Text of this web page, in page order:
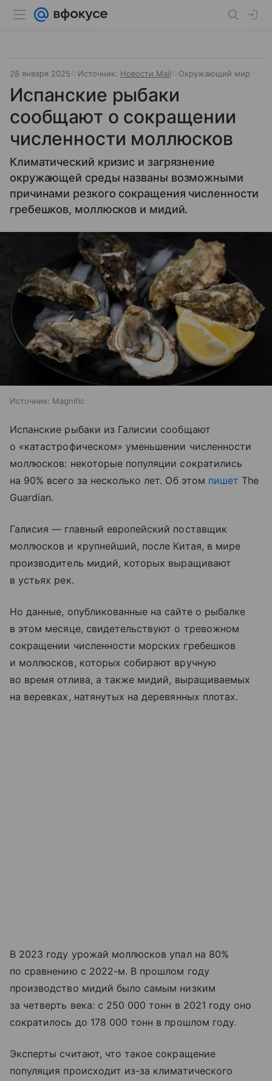
28 января 2025 Источник: Новости Mail Окружающий мир
Испанские рыбаки
сообщают о сокращении
численности моллюсков
Климатический кризис и загрязнение
окружающей среды названы возможными
причинами резкого сокращения численности
гребешков, моллюсков и мидий.
Источник: Magnific
Испанские рыбаки из Галисии сообщают
о «катастрофическом» уменьшении численности
моллюсков: некоторые популяции сократились
на 90% всего за несколько лет. Об этом пишет The
Guardian.
Галисия — главный европейский поставщик
моллюсков и крупнейший, после Китая, в мире
производитель мидий, которых выращивают
в устьях рек.
Но данные, опубликованные на сайте о рыбалке
в этом месяце, свидетельствуют о тревожном
сокращении численности морских гребешков
и моллюсков, которых собирают вручную
во время отлива, а также мидий, выращиваемых
на веревках, натянутых на деревянных плотах.
В 2023 году урожай моллюсков упал на 80%
по сравнению с 2022-м. В прошлом году
производство мидий было самым низким
за четверть века: с 250 000 тонн в 2021 году оно
сократилось до 178 000 тонн в прошлом году.
Эксперты считают, что такое сокращение
популяция происходит из-за климатического